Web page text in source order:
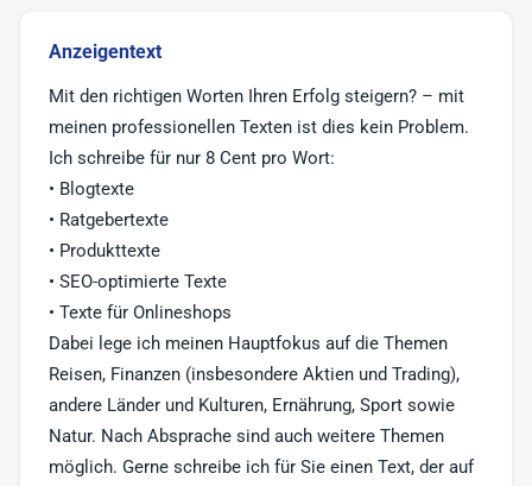
Anzeigentext
Mit den richtigen Worten Ihren Erfolg steigern? – mit
meinen professionellen Texten ist dies kein Problem.
Ich schreibe für nur 8 Cent pro Wort:
• Blogtexte
• Ratgebertexte
• Produkttexte
• SEO-optimierte Texte
• Texte für Onlineshops
Dabei lege ich meinen Hauptfokus auf die Themen
Reisen, Finanzen (insbesondere Aktien und Trading),
andere Länder und Kulturen, Ernährung, Sport sowie
Natur. Nach Absprache sind auch weitere Themen
möglich. Gerne schreibe ich für Sie einen Text, der auf